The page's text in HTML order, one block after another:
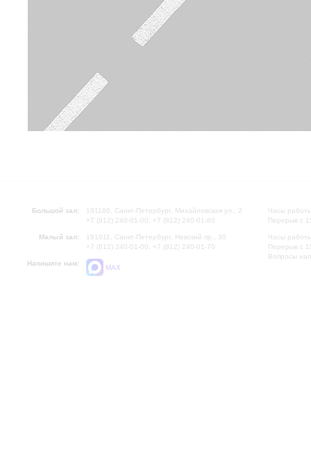
Большой зал:
191186, Санкт-Петербург, Михайловская ул., 2
+7 (812) 240-01-00, +7 (812) 240-01-80
Малый зал:
191011, Санкт-Петербург, Невский пр., 30
+7 (812) 240-01-00, +7 (812) 240-01-70
Напишите нам:
MAX
Часы
Перерыв с
Часы
Перерыв с
Вопросы